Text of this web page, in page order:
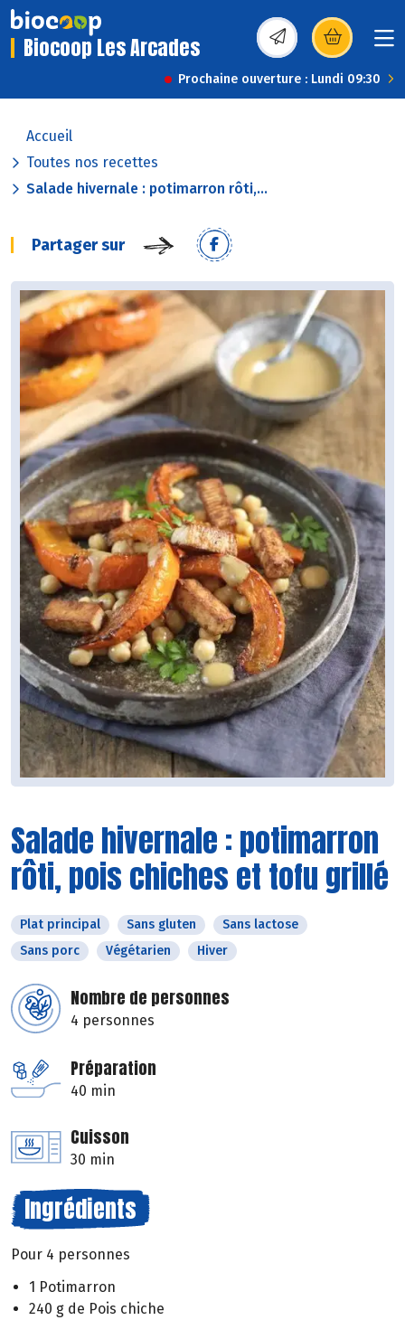
Biocoop Les Arcades (s’ouvre dans une
Prochaine ouverture : Lundi 09:30
Accueil
Toutes nos recettes
Salade hivernale : potimarron rôti,...
Partager sur
Salade hivernale : potimarron
rôti, pois chiches et tofu grillé
Plat principal Sans gluten
Sans lactose
Sans porc
Végétarien Hiver
Nombre de personnes
4 personnes
Préparation
40 min
Cuisson
30 min
Ingrédients
Pour 4 personnes
1 Potimarron
240 g de Pois chiche